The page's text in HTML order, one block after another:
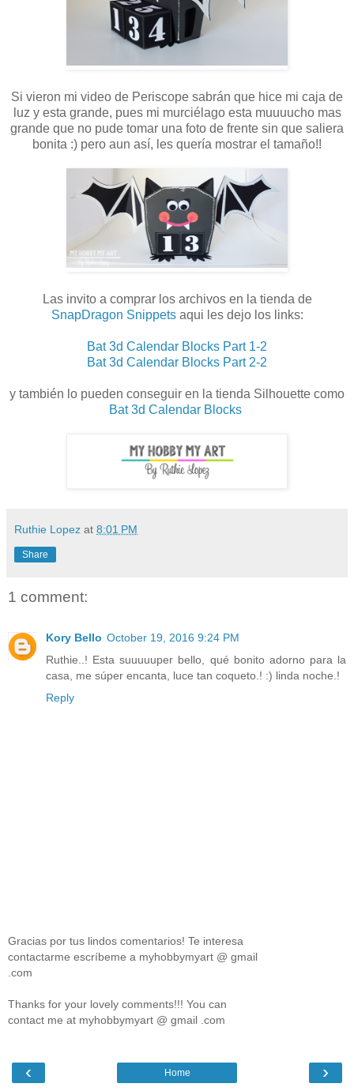
Si vieron mi video de Periscope sabrán que hice mi caja de
luz y esta grande, pues mi murciélago esta muuuucho mas
grande que no pude tomar una foto de frente sin que saliera
bonita :) pero aun así, les quería mostrar el tamaño!!
Las invito a comprar los archivos en la tienda de
SnapDragon Snippetsaqui les dejo los links:
Bat 3d Calendar Blocks Part 1-2
Bat 3d Calendar Blocks Part 2-2
y también lo pueden conseguir en la tienda Silhouette como
Bat 3d Calendar Blocks
Ruthie Lopez at 8:01 PM
Share
1 comment:
Kory Bello October 19, 2016 9:24 PM
Ruthie..! Esta suuuuuper bello, qué bonito adorno para la
casa, me súper encanta, luce tan coqueto.! :) linda noche.!
Reply
Gracias por tus lindos comentarios! Te interesa
contactarme escríbeme a myhobbymyart @ gmail
.com
Thanks for your lovely comments!!! You can
contact me at myhobbymyart @ gmail .com
‹ ›
Home